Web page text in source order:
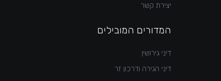
יצירת קשר
המדורים המובילים
דיני גירושין
דיני הגירה ודרכון זר